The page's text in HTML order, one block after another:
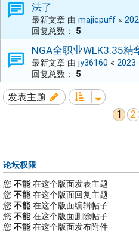
法了
最新文章 由 majicpuff «
回复总数： 5
NGA全职业WLK3.35精
最新文章 由 jy36160 «
回复总数： 5
发表主题
1
2
论坛权限
您 不能在这个版面发表主题
您 不能在这个版面回复主题
您 不能在这个版面编辑帖子
您 不能在这个版面删除帖子
您 不能在这个版面发布附件